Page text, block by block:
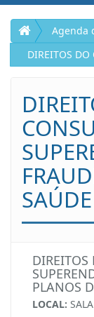
Agenda
DIREITOS DO
SAÚDE
PLANOS
LOCAL: